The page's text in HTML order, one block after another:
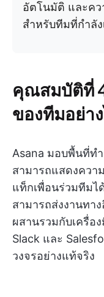
อัตโนมัติ และคว
สำหรับทีมที่กำลัง
คุณสมบัติที่
ของทีมอย่า
Asana มอบพื้นที่ท
สามารถแสดงควา
แท็กเพื่อนร่วมทีมไ
สามารถส่งงานทา
ผสานรวมกับเครื่อ
Slack และ
วงจรอย่างแท้จริง